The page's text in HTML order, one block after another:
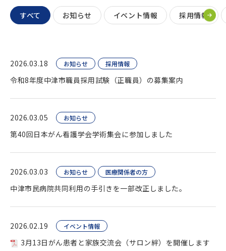
すべて お知らせ イベント情報 採用情報
2026.03.18 お知らせ 採用情報
令和8年度中津市職員採用試験（正職員）の募集案内
2026.03.05 お知らせ
第40回日本がん看護学会学術集会に参加しました
2026.03.03 お知らせ 医療関係者の方
中津市民病院共同利用の手引きを一部改正しました。
2026.02.19 イベント情報
3月13日がん患者と家族交流会（サロン絆）を開催します